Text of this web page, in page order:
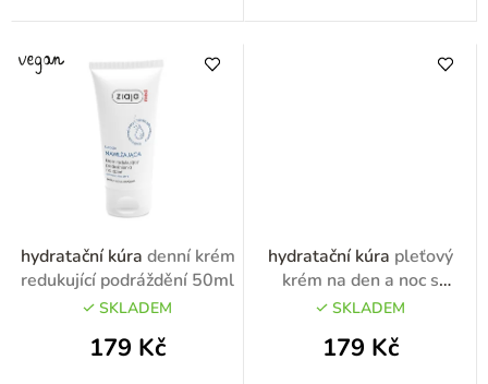
hydratační kúra denní krém
redukující podráždění 50ml
SKLADEM
179 Kč
hydratační kúra pleťový
krém na den a noc s
lanolínem 50ml
SKLADEM
179 Kč